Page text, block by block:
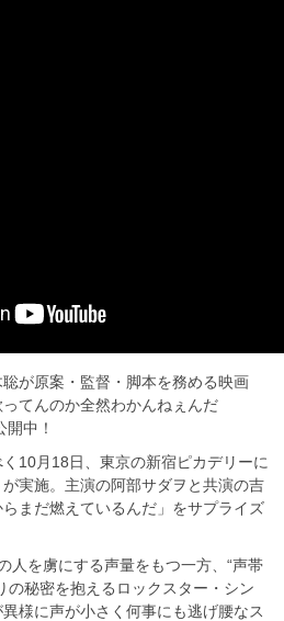
聡が原案・監督・脚本を務める映画
ってんのか全然わかんねぇんだ
中！
10月18日、東京の新宿ピカデリーに
実施。主演の阿部サダヲと共演の吉
まだ燃えているんだ」をサプライズ
人を虜にする声量をもつ一方、“声帯
の秘密を抱えるロックスター・シン
異様に声が小さく何事にも逃げ腰なス